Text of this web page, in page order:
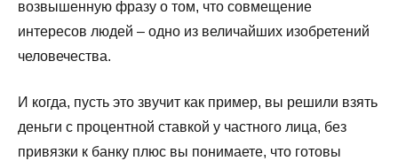
возвышенную фразу о том, что совмещение
интересов людей – одно из величайших изобретений
человечества.
И когда, пусть это звучит как пример, вы решили взять
деньги с процентной ставкой у частного лица, без
привязки к банку плюс вы понимаете, что готовы